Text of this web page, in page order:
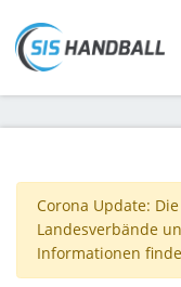
Corona Update:
Landesverbände
Informationen